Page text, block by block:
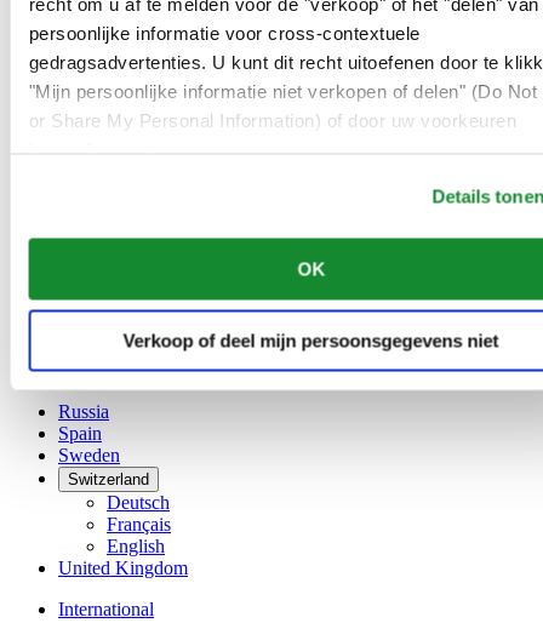
persoonlijke informatie voor cross-contextuele
gedragsadvertenties. U kunt dit recht uitoefenen door te
"Mijn persoonlijke informatie niet verkopen of delen" (Do Not
or Share My Personal Information) of door uw voorkeuren
Details
OK
Verkoop of deel mijn persoonsgegevens niet
Dutch
Français
China
English
简体中文
Denmark
Ireland
Français
Poland
Russia
Spain
Sweden
Switzerland
Deutsch
Français
English
United Kingdom
International